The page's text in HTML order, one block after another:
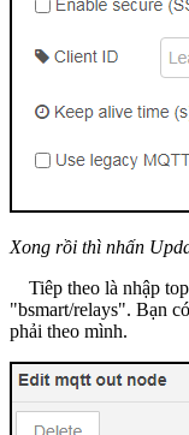
Xong rồi thì nhấn
Tiêp theo là nhập
"bsmart/relays". Bạn
phải theo mình.